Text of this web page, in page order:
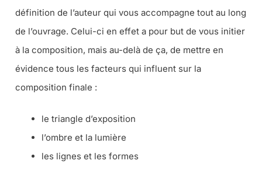
définition de l’auteur qui vous accompagne tout au long
de l’ouvrage. Celui-ci en effet a pour but de vous initier
à la composition, mais au-delà de ça, de mettre en
évidence tous les facteurs qui influent sur la
composition finale :
le triangle d’exposition
l’ombre et la lumière
les lignes et les formes